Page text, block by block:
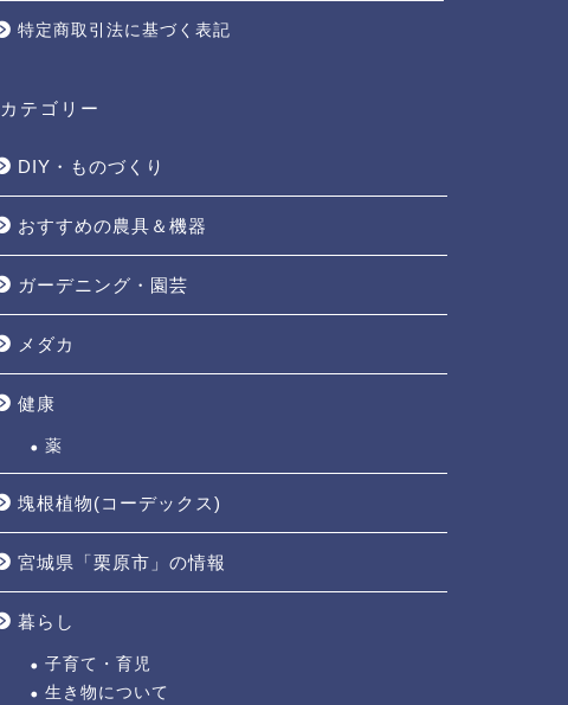
特定商取引法に基づく表記
カテゴリー
DIY・ものづくり
おすすめの農具＆機器
ガーデニング・園芸
メダカ
健康
薬
塊根植物(コーデックス)
宮城県「栗原市」の情報
暮らし
子育て・育児
生き物について